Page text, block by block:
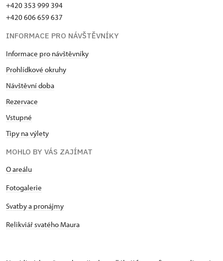
+420 353 999 394
+420 606 659 637
INFORMACE PRO NÁVŠTĚVNÍKY
Informace pro návštěvníky
Prohlídkové okruhy
Návštěvní doba
Rezervace
Vstupné
Tipy na výlety
MOHLO BY VÁS ZAJÍMAT
O areálu
Fotogalerie
Svatby a pronájmy
Relikviář svatého Maura